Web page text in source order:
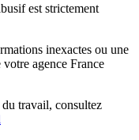
est strictement
inexactes ou une
agence France
travail, consultez